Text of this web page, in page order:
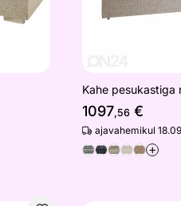
Kahe pesukastiga
1097,56 €
ajavahemikul
+